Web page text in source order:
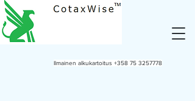
Ilmainen alkukartoitus +358 75 3257778